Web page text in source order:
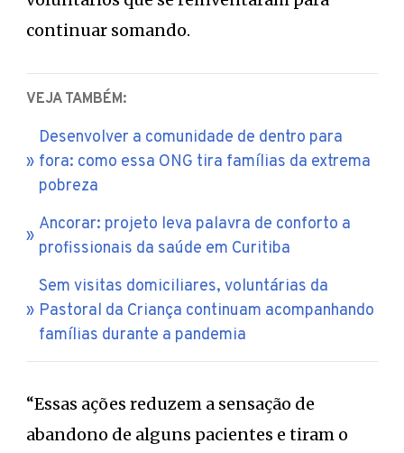
continuar somando.
VEJA TAMBÉM:
Desenvolver a comunidade de dentro para
fora: como essa ONG tira famílias da extrema
pobreza
Ancorar: projeto leva palavra de conforto a
profissionais da saúde em Curitiba
Sem visitas domiciliares, voluntárias da
Pastoral da Criança continuam acompanhando
famílias durante a pandemia
“Essas ações reduzem a sensação de
abandono de alguns pacientes e tiram o